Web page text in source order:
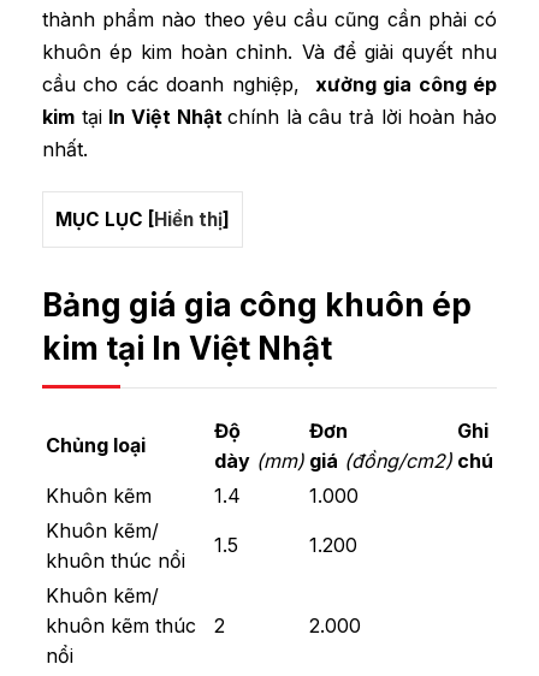
thành phẩm nào theo yêu cầu cũng cần phải có
khuôn ép kim hoàn chỉnh. Và để giải quyết nhu
cầu cho các doanh nghiệp, xưởng gia công ép
kim tại In Việt Nhậtchính là câu trả lời hoàn hảo
nhất.
MỤC LỤC [Hiển thị]
Bảng giá gia công khuôn ép
kim tại In Việt Nhật
Chủng loại
Độ
dày (mm)
Đơn
giá (đồng/cm2)
Ghi
chú
Khuôn kẽm
1.4
1.000
Khuôn kẽm/
khuôn thúc nổi
1.5 1.200
Khuôn kẽm/
khuôn kẽm thúc
nổi
2 2.000